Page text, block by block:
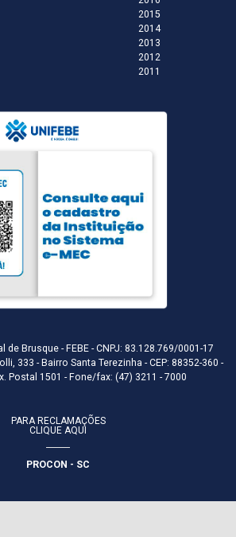
2015
2014
2013
2012
2011
Brusque - FEBE - CNPJ: 83.128.769/0001-17
333 - Bairro Santa Terezinha - CEP: 88352-360 -
Postal 1501 - Fone/fax: (47) 3211 - 7000
PARA RECLAMAÇÕES
CLIQUE AQUI
PROCON - SC